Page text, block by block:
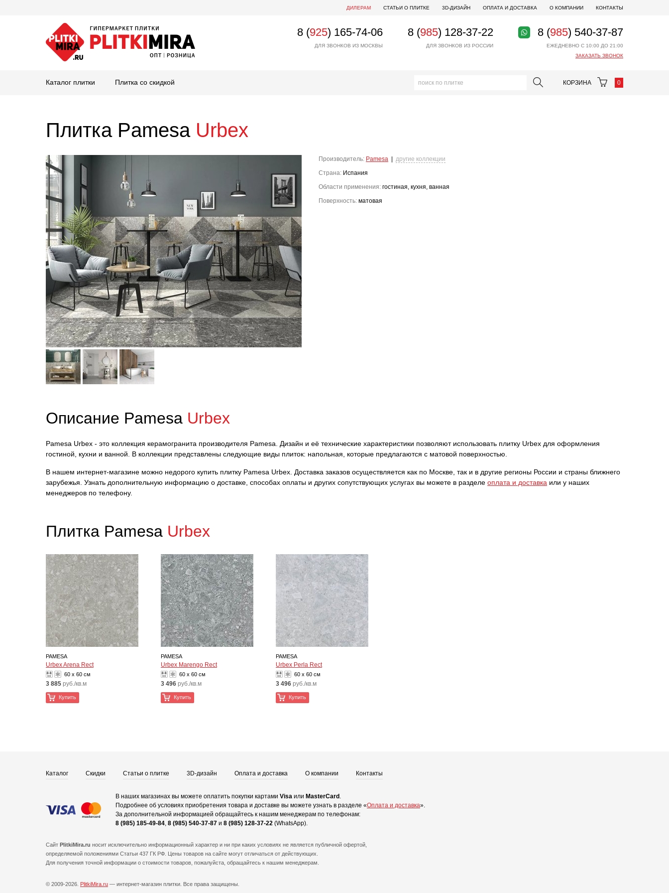
ДИЛЕРАМ СТАТЬИ О ПЛИТКЕ 3D-ДИЗАЙН ОПЛАТА И ДОСТАВКА О КОМПАНИИ КОНТАКТЫ
8 (925) 165-74-06
ДЛЯ ЗВОНКОВ ИЗ МОСКВЫ
8 (985) 128-37-22
ДЛЯ ЗВОНКОВ ИЗ РОССИИ
8 (985) 540-37-87
ЕЖЕДНЕВНО С 10:00 ДО 21:00
ЗАКАЗАТЬ ЗВОНОК
Каталог плитки Плитка со скидкой КОРЗИНА 0
Плитка Pamesa Urbex
Производитель: Pamesa
другие коллекции
Страна: Испания
Области применения: гостиная, кухня, ванная
Поверхность: матовая
Описание Pamesa Urbex
Pamesa Urbex - это коллекция керамогранита производителя Pamesa. Дизайн и её технические характеристики позволяют использовать плитку Urbex для оформления
гостиной, кухни и ванной. В коллекции представлены следующие виды плиток: напольная, которые предлагаются с матовой поверхностью.
В нашем интернет-магазине можно недорого купить плитку Pamesa Urbex. Доставка заказов осуществляется как по Москве, так и в другие регионы России и страны ближнего
зарубежья. Узнать дополнительную информацию о доставке, способах оплаты и других сопутствующих услугах вы можете в разделе оплата и доставка или у наших
менеджеров по телефону.
Плитка Pamesa Urbex
PAMESA
Urbex Arena Rect
60 x 60 см
3 885 руб./кв.м
Купить
PAMESA
Urbex Marengo Rect
60 x 60 см
3 496 руб./кв.м
Купить
PAMESA
Urbex Perla Rect
60 x 60 см
3 496 руб./кв.м
Купить
Каталог Скидки Статьи о плитке 3D-дизайн Оплата и доставка О компании Контакты
В наших магазинах вы можете оплатить покупки картами Visa или MasterCard .
Подробнее об условиях приобретения товара и доставке вы можете узнать в разделе «Оплата и доставка».
За дополнительной информацией обращайтесь к нашим менеджерам по телефонам:
8 (985) 185-49-84, 8 (985) 540-37-87 и 8 (985) 128-37-22 (WhatsApp).
Сайт PlitkiMira.ru носит исключительно информационный характер и ни при каких условиях не является публичной офертой,
определяемой положениями Статьи 437 ГК РФ. Цены товаров на сайте могут отличаться от действующих.
Для получения точной информации о стоимости товаров, пожалуйста, обращайтесь к нашим менеджерам.
© 2009-2026. PlitkiMira.ru — интернет-магазин плитки. Все права защищены.